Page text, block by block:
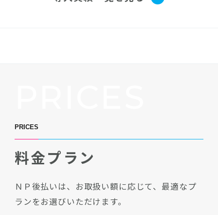
PRICES
料金プラン
ＮＰ後払いは、お取扱い額に応じて、最適なプ
ランをお選びいただけます。